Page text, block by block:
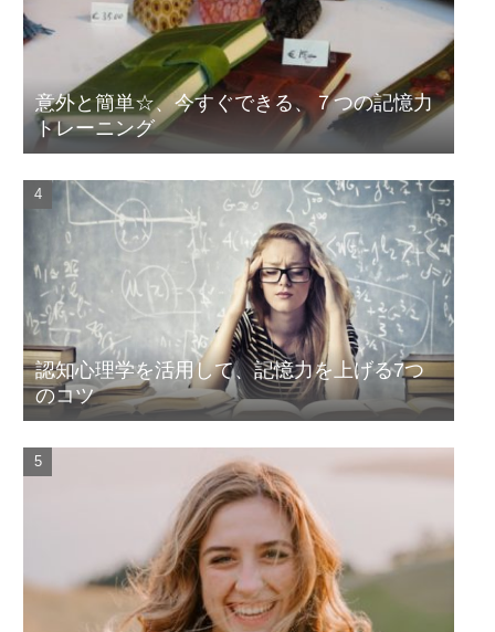
意外と簡単☆、今すぐできる、７つの記憶力
トレーニング
認知心理学を活用して、記憶力を上げる7つ
のコツ